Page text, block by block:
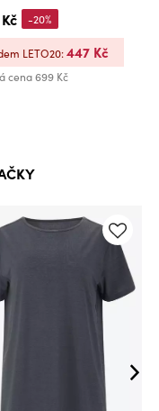
cena699 Kč
-20%
LETO20:447 Kč